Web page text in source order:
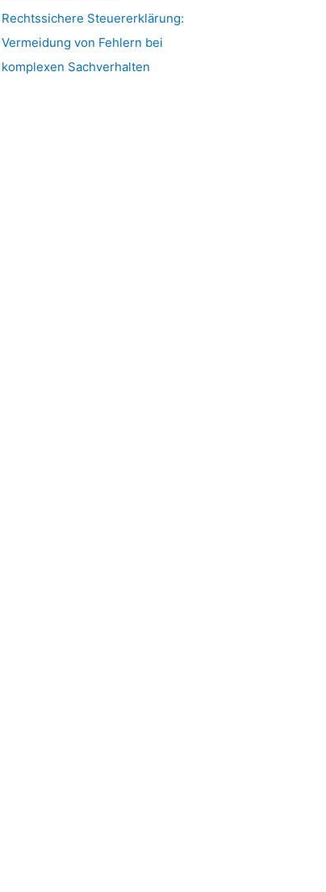
Rechtssichere Steuererklärung:
Vermeidung von Fehlern bei
komplexen Sachverhalten